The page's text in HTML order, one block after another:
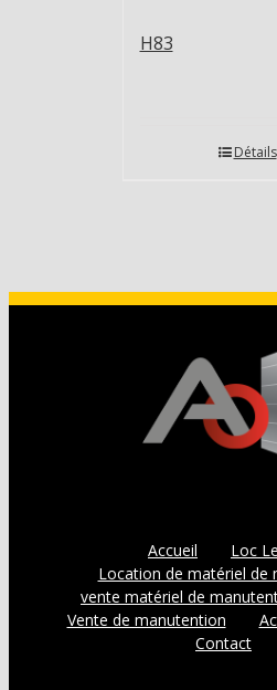
H83
Détails
Accueil
Loc
Location de matériel de
vente matériel de
Vente de manutention
Contact